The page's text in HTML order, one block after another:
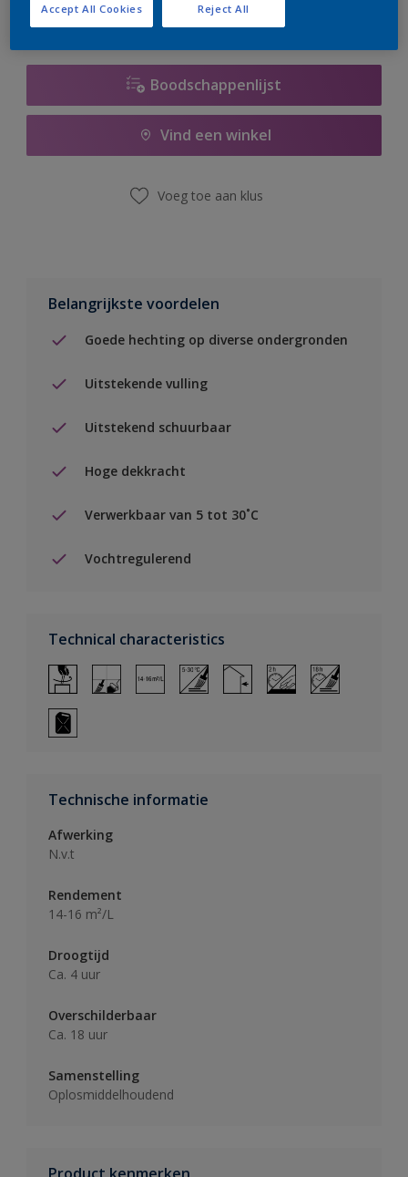
Boodschappenlijst
Vind een winkel
Voeg toe aan klus
Belangrijkste voordelen
Goede hechting op diverse ondergronden
Uitstekende vulling
Uitstekend schuurbaar
Hoge dekkracht
Verwerkbaar van 5 tot 30˚C
Vochtregulerend
Technical characteristics
Technische informatie
Afwerking
N.v.t
Rendement
14-16 m²/L
Droogtijd
Ca. 4 uur
Overschilderbaar
Ca. 18 uur
Samenstelling
Oplosmiddelhoudend
Reject All
Accept All Cookies